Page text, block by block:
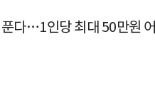
다…1인당 최대 50만원 어